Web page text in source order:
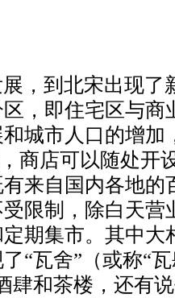
，到北宋出现了
，即住宅区与商
城市人口的增加
商店可以随处开
来自国内各地的
限制，除白天营
期集市。其中大
“瓦舍”（或称“
肆和茶楼，还有